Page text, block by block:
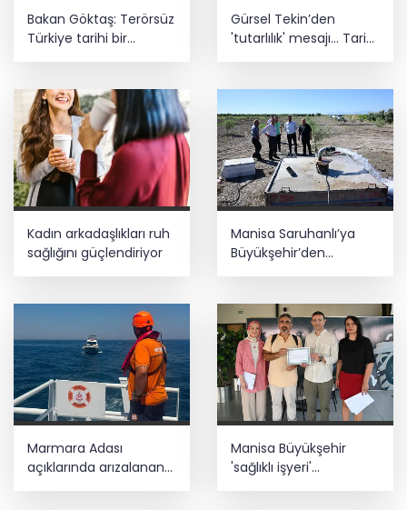
Bakan Göktaş: Terörsüz
Türkiye tarihi bir
Gürsel Tekin’den
'tutarlılık' mesajı... Tarihi
Kadın arkadaşlıkları ruh
sağlığını güçlendiriyor
Manisa Saruhanlı’ya
Büyükşehir’den
Marmara Adası
açıklarında arızalanan
tekne kurtarıldı
Manisa Büyükşehir
'sağlıklı işyeri'
sertifikasına kavuştu